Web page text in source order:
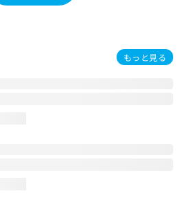
もっと見る